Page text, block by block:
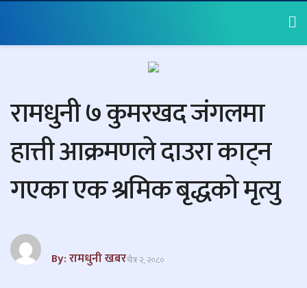
रामधुनी ७ कुमरखद जंगलमा
हात्ती आक्रमणले दाउरा काट्न
गएका एक श्रमिक बृद्धको मृत्यु
By: रामधुनी खबरचैत्र २, २०८०